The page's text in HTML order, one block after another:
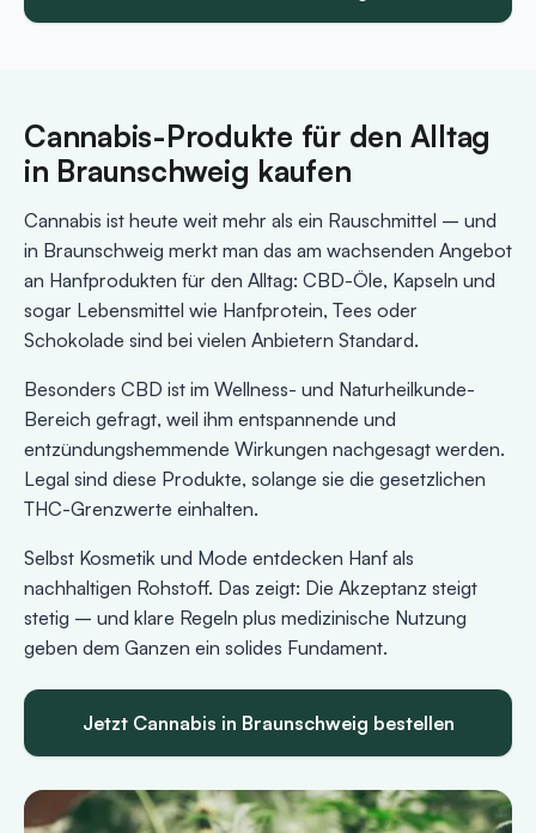
Cannabis-Produkte für den Alltag
in Braunschweig kaufen
Cannabis ist heute weit mehr als ein Rauschmittel – und
in Braunschweig merkt man das am wachsenden Angebot
an Hanfprodukten für den Alltag: CBD-Öle, Kapseln und
sogar Lebensmittel wie Hanfprotein, Tees oder
Schokolade sind bei vielen Anbietern Standard.
Besonders CBD ist im Wellness- und Naturheilkunde-
Bereich gefragt, weil ihm entspannende und
entzündungshemmende Wirkungen nachgesagt werden.
Legal sind diese Produkte, solange sie die gesetzlichen
THC-Grenzwerte einhalten.
Selbst Kosmetik und Mode entdecken Hanf als
nachhaltigen Rohstoff. Das zeigt: Die Akzeptanz steigt
stetig – und klare Regeln plus medizinische Nutzung
geben dem Ganzen ein solides Fundament.
Jetzt Cannabis in Braunschweig bestellen